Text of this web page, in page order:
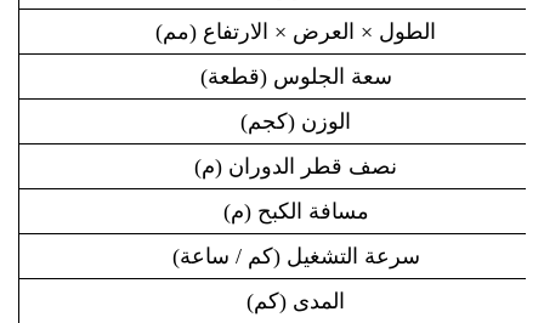
الطول × العرض × الارتفاع (مم)
سعة الجلوس (قطعة)
الوزن (كجم)
نصف قطر الدوران (م)
مسافة الكبح (م)
سرعة التشغيل (كم / ساعة)
المدى (كم)